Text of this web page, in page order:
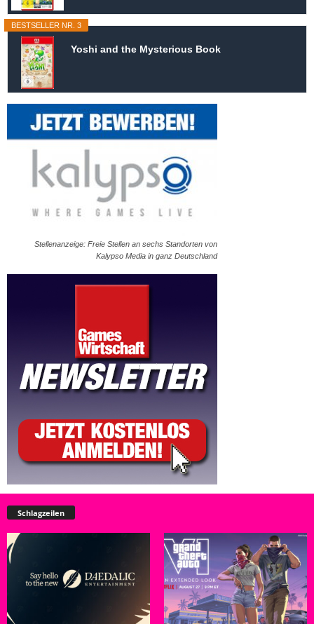
BESTSELLER NR. 3
Yoshi and the Mysterious Book
Stellenanzeige: Freie Stellen an sechs Standorten von
Kalypso Media in ganz Deutschland
Schlagzeilen